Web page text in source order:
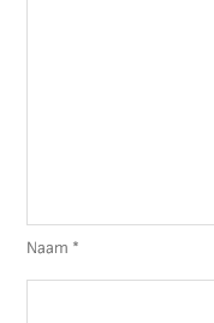
Naam *